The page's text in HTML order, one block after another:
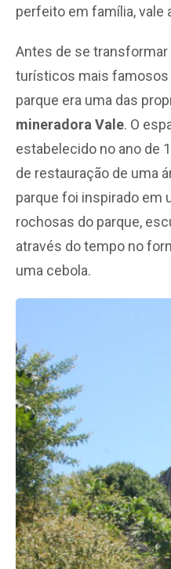
perfeito em família, vale
Antes de se
turísticos mais famosos
parque era uma das
mineradora Vale. O
estabelecido no ano de
de restauração de uma
parque foi inspirado em
rochosas do parque,
através do tempo no
uma cebola.